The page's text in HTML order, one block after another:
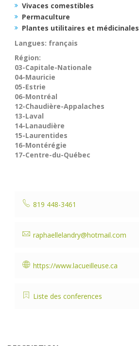
Vivaces comestibles
Permaculture
Plantes utilitaires et médicinales
Langues: français
Région:
03-Capitale-Nationale
04-Mauricie
05-Estrie
06-Montréal
12-Chaudière-Appalaches
13-Laval
14-Lanaudière
15-Laurentides
16-Montérégie
17-Centre-du-Québec
819 448-3461
raphaellelandry@hotmail.com
https://www.lacueilleuse.ca
Liste des conferences